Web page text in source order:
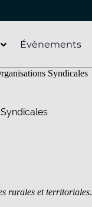
Évènements
Syndicales
rurales et territoriales.